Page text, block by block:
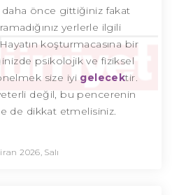
önce gittiğiniz fakat
yerlerle ilgili
koşturmacasına bir
psikolojik ve fiziksel
size iyi gelecektir.
değil, bu pencerenin
de dikkat etmelisiniz.
2026, Salı